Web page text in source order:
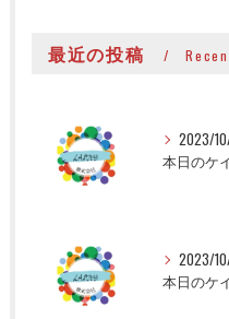
最近の投稿
2023/
本日のケ
2023/
本日のケ